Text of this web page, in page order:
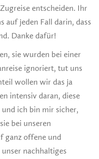
entscheiden. Ihr
auf jeden Fall darin, dass
Danke dafür!
sie wurden bei einer
ignoriert, tut uns
wollen wir das ja
intensiv daran, diese
ich bin mir sicher,
bei unseren
ganz offene und
nachhaltiges